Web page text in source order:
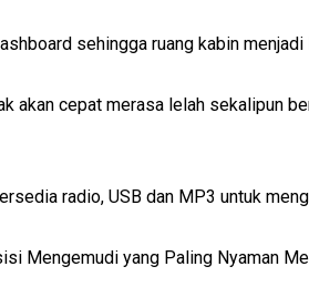
sehingga ruang kabin
cepat merasa lelah sekalipun
radio, USB dan MP3 untuk
Mengemudi yang Paling Nyaman